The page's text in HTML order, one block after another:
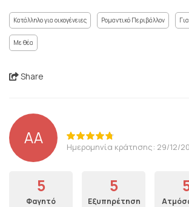
Κατάλληλο για οικογένειες Ρομαντικό Περιβάλλον
Με θέα
Share
AA Ημερομηνία κράτησης: 29/12/
5
Φαγητό
5
Εξυπηρέτηση